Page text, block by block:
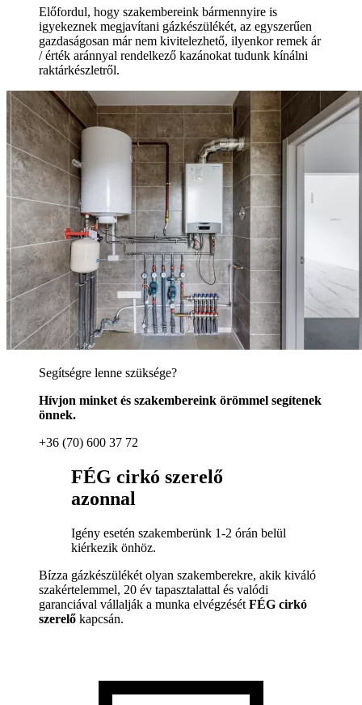
Előfordul, hogy szakembereink bármennyire is
igyekeznek megjavítani gázkészülékét, az egyszerűen
gazdaságosan már nem kivitelezhető, ilyenkor remek ár
/ érték aránnyal rendelkező kazánokat tudunk kínálni
raktárkészletről.
Segítségre lenne szüksége?
Hívjon minket és szakembereink örömmel segítenek
önnek.
+36 (70) 600 37 72
FÉG cirkó szerelő
azonnal
Igény esetén szakemberünk 1-2 órán belül
kiérkezik önhöz.
Bízza gázkészülékét olyan szakemberekre, akik kiváló
szakértelemmel, 20 év tapasztalattal és valódi
garanciával vállalják a munka elvégzését FÉG cirkó
szerelő kapcsán.